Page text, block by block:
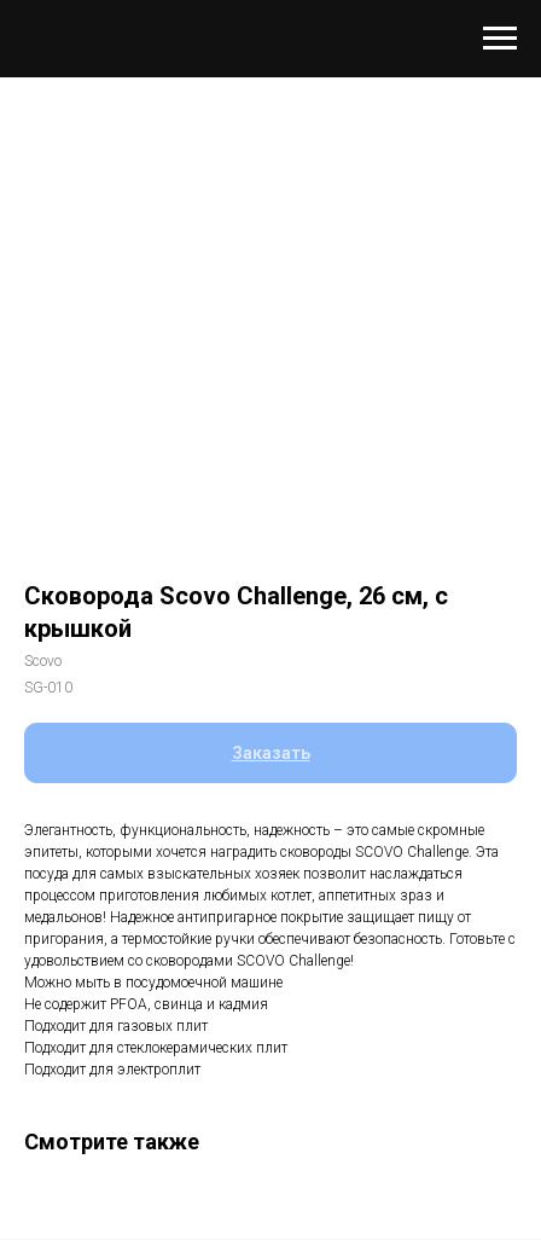
Сковорода Scovo Challenge, 26 см, с
крышкой
Scovo
SG-010
Заказать
Элегантность, функциональность, надежность – это самые скромные
эпитеты, которыми хочется наградить сковороды SCOVO Challenge. Эта
посуда для самых взыскательных хозяек позволит наслаждаться
процессом приготовления любимых котлет, аппетитных зраз и
медальонов! Надежное антипригарное покрытие защищает пищу от
пригорания, а термостойкие ручки обеспечивают безопасность. Готовьте с
удовольствием со сковородами SCOVO Challenge!
Можно мыть в посудомоечной машине
Не содержит PFOA, свинца и кадмия
Подходит для газовых плит
Подходит для стеклокерамических плит
Подходит для электроплит
Смотрите также